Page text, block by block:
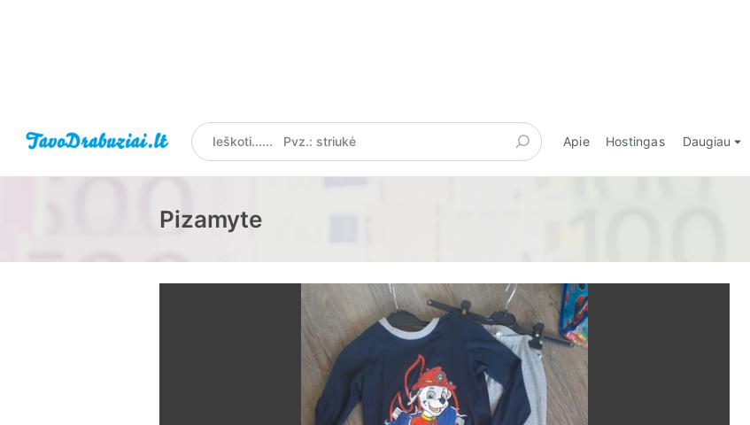
Apie Hostingas Daugiau
Pizamyte